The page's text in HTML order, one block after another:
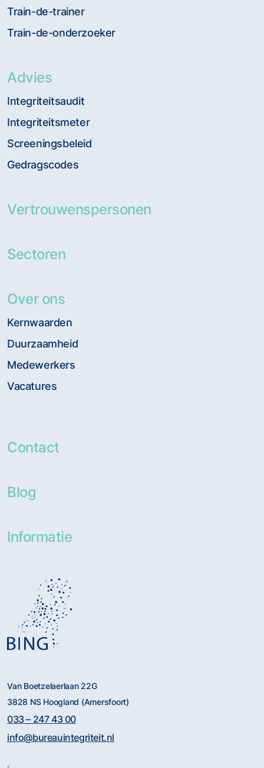
Van Boetzelaerlaan 22G
3828 NS Hoogland (Amersfoort)
033 – 247 43 00
info@bureauintegriteit.nl
Train-de-trainer
Train-de-onderzoeker
Advies
Integriteitsaudit
Integriteitsmeter
Screeningsbeleid
Gedragscodes
Vertrouwenspersonen
Sectoren
Over ons
Kernwaarden
Duurzaamheid
Medewerkers
Vacatures
Contact
Blog
Informatie